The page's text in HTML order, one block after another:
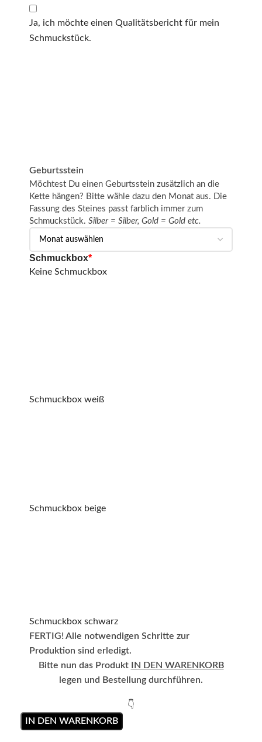
Ja, ich möchte einen Qualitätsbericht für mein
Schmuckstück.
Geburtsstein
Möchtest Du einen Geburtsstein zusätzlich an die
Kette hängen? Bitte wähle dazu den Monat aus. Die
Fassung des Steines passt farblich immer zum
Schmuckstück. Silber = Silber, Gold = Gold etc.
*
Schmuckbox
Keine Schmuckbox
Schmuckbox weiß
Schmuckbox beige
Schmuckbox schwarz
FERTIG! Alle notwendigen Schritte zur
Produktion sind erledigt.
Bitte nun das Produkt IN DEN WARENKORB
legen und Bestellung durchführen.
👇
IN DEN WARENKORB